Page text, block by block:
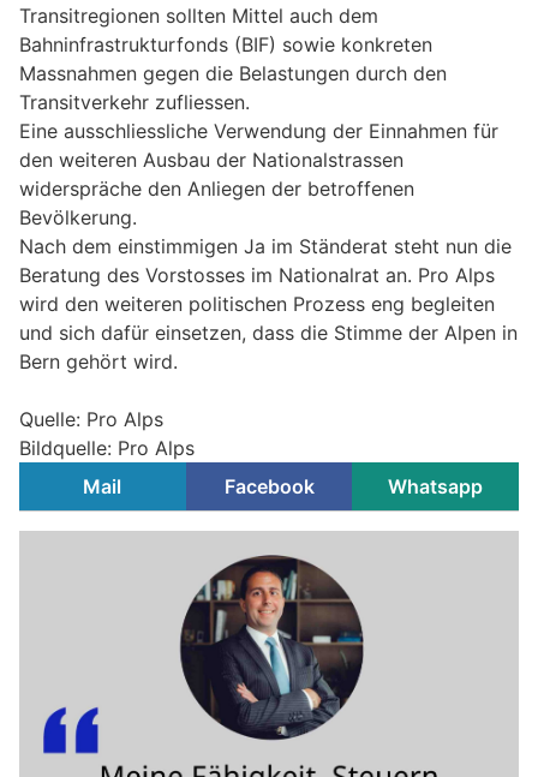
Transitregionen sollten Mittel auch dem
Bahninfrastrukturfonds (BIF) sowie konkreten
Massnahmen gegen die Belastungen durch den
Transitverkehr zufliessen.
Eine ausschliessliche Verwendung der Einnahmen für
den weiteren Ausbau der Nationalstrassen
widerspräche den Anliegen der betroffenen
Bevölkerung.
Nach dem einstimmigen Ja im Ständerat steht nun die
Beratung des Vorstosses im Nationalrat an. Pro Alps
wird den weiteren politischen Prozess eng begleiten
und sich dafür einsetzen, dass die Stimme der Alpen in
Bern gehört wird.
Quelle: Pro Alps
Bildquelle: Pro Alps
Mail
Facebook Whatsapp